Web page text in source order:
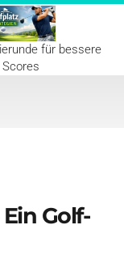
für bessere
Scores
Golf-